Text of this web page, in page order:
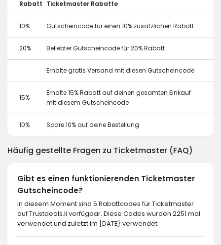
Rabatt Ticketmaster Rabatte
10% Gutscheincode für einen 10% zusätzlichen Rabatt
20% Beliebter Gutscheincode für 20% Rabatt
Erhalte gratis Versand mit diesen Gutscheincode
15%
Erhalte 15% Rabatt auf deinen gesamten Einkauf
mit diesem Gutscheincode
10% Spare 10% auf deine Bestellung
Häufig gestellte Fragen zu Ticketmaster (FAQ)
Gibt es einen funktionierenden Ticketmaster
Gutscheincode?
In diesem Moment sind 5 Rabattcodes für Ticketmaster
auf Trustdeals.li verfügbar. Diese Codes wurden 2251 mal
verwendet und zuletzt im [DATE} verwendet.